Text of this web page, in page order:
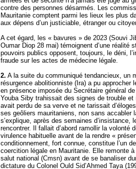
contre des personnes désarmés. Les
Mauritanie comptent parmi les lieux les plus
aux dépens d’un justiciable, étranger ou
A cet égard, les « bavures » de 2023 (Souvi
Oumar Diop 28 mai) témoignent d’une réalité
pouvoirs publics opposent, toujours, le déni,
fraude sur les actes de médecine légale.
2. A la suite du communiqué tendancieux, un
résurgence abolitionniste (Ira) a pu approcher
en présence imposée du Secrétaire général
Youba Siby trahissait des signes de trouble et
avait perdu de sa verve et ne tarissait
ses geôliers mauritaniens, non sans accabler
s’explique, après des semaines d’insistance,
rencontrer. Il fallait d’abord ramollir la volonté
virulence habituelle avant de la rendre «
conditionnement, fort connue, constitue l’un
coercition légale en Mauritanie. Elle remonte
salut national (Cmsn) avant de se banaliser
dictature du Colonel Ould Sid’Ahmed Taya